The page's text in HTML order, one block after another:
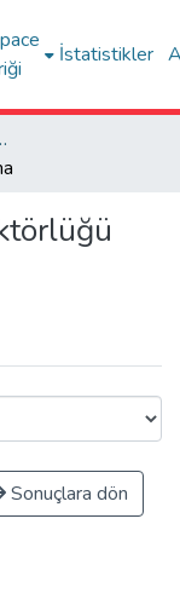
İstatistikler
Department
Sonuçlara dön